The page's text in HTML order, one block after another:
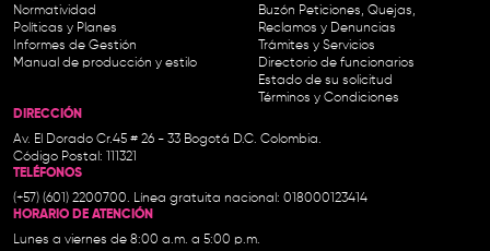
Normatividad
Políticas y Planes
Informes de Gestión
Manual de producción y estilo
Buzón Peticiones, Quejas,
Reclamos y Denuncias
Trámites y Servicios
Directorio de funcionarios
Estado de su solicitud
Términos y Condiciones
DIRECCIÓN
Av. El Dorado Cr.45 # 26 - 33 Bogotá D.C. Colombia.
Código Postal: 111321
TELÉFONOS
(+57) (601) 2200700. Línea gratuita nacional: 018000123414
HORARIO DE ATENCIÓN
Lunes a viernes de 8:00 a.m. a 5:00 p.m.